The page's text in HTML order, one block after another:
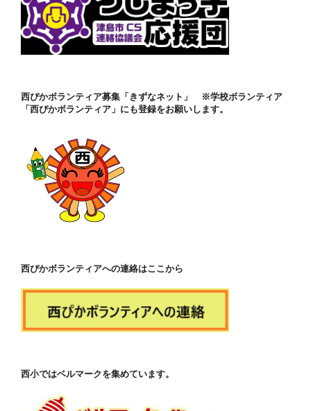
西ぴかボランティア募集「きずなネット」 ※学校ボランティア
「西ぴかボランティア」にも登録をお願いします。
西ぴかボランティアへの連絡はここから
西小ではベルマークを集めています。